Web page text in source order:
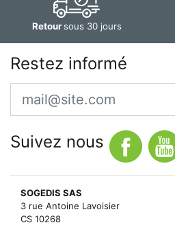
Retoursous 30 jours
Restez informé
Email
Suivez nous
SOGEDIS SAS
3 rue Antoine Lavoisier
CS 10268